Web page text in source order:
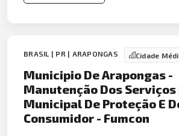
BRASIL | PR | ARAPONGAS Cidade
Municipio De Arapongas -
Manutenção Dos Serviços
Municipal De Proteção E
Consumidor - Fumcon